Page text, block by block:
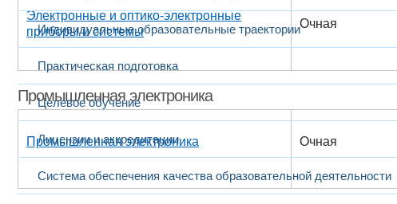
Индивидуальные образовательные траектории
Практическая подготовка
Целевое обучение
Лицензии и аккредитации
Система обеспечения качества образовательной деятельности
Электронные и оптико-электронные
приборы и системы
Очная
Промышленная электроника
Промышленная электроника Очная